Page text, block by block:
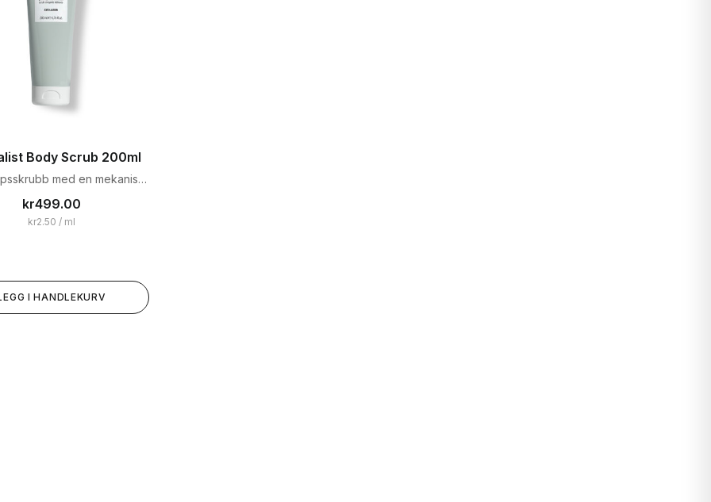
Body Scrub 200ml
med en mekanisk
kr499.00
kr2.50 / ml
I HANDLEKURV